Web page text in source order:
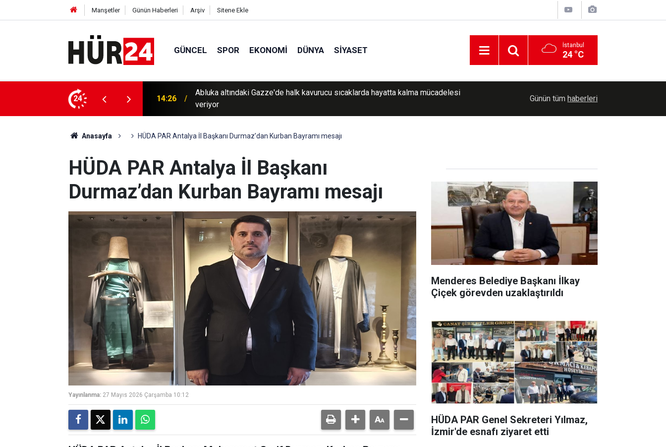
Manşetler Günün Haberleri Arşiv Sitene Ekle
GÜNCEL SPOR EKONOMI DÜNYA SIYASET İstanbul
24 °C
24
sıcaklarda hayatta kalma mücadelesi
13:56 Gaziantep’te silah ve tarihi eser operasyonu: 1 şüpheli yakalandı Diyarbakır'da motosiklet kazası: 1 ölü
Günün tüm haberleri
Anasayfa HÜDA PAR Antalya İl Başkanı Durmaz’dan Kurban Bayramı mesajı
HÜDA PAR Antalya İl Başkanı
Durmaz’dan Kurban Bayramı mesajı
Yayınlanma: 27 Mayıs 2026 Çarşamba 10:12
Menderes Belediye Başkanı İlkay
Çiçek görevden uzaklaştırıldı
HÜDA PAR Genel Sekreteri Yılmaz,
İzmir'de esnafı ziyaret etti